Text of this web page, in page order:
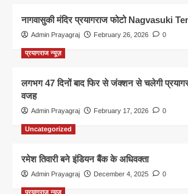
नागवासुकी मंदिर प्रयागराज फोटो Nagvasuki
Admin Prayagraj February 26, 2026 0
प्रयागराज न्यूज़
लगभग 47 दिनों बाद फिर से जंक्शन से चलेगी
वजह
Admin Prayagraj February 17, 2026 0
Uncategorized
रमेश तिवारी बने इंडियन बैंक के अधिवक्ता
Admin Prayagraj December 4, 2025 0
प्रयागराज न्यूज़